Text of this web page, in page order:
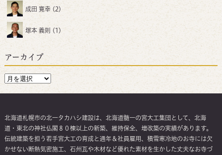
成田 寛幸(2)
塚本 義則 (1)
アーカイブ
北海道札幌市の北一タカハシ建設は、北海道髄一の宮大工集団として、北海
道・東北の神社仏閣８０棟以上の新築、維持保全、増改築の実績があります。
伝統建築を担う若手宮大工の育成と通年＆社員雇用、積雪寒冷地のお寺には欠
かせない断熱気密施工、石州瓦や木材など優れた素材を生かした丈夫なお寺づ